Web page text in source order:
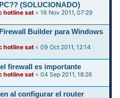
(SOLUCIONADO)
hotline sat «16 Nov 2011, 07:29
Builder para Windows
hotline sat «09 Oct 2011, 12:14
firewall es importante
hotline sat «04 Sep 2011, 18:26
al configurar el router